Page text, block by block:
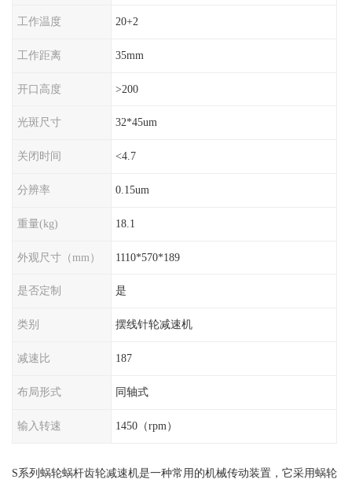
工作温度 20+2
工作距离 35mm
开口高度 >200
光斑尺寸 32*45um
关闭时间 <4.7
分辨率 0.15um
重量(kg) 18.1
外观尺寸（mm） 1110*570*189
是否定制 是
类别 摆线针轮减速机
减速比 187
布局形式 同轴式
输入转速 1450（rpm）
S系列蜗轮蜗杆齿轮减速机是一种常用的机械传动装置，它采用蜗轮